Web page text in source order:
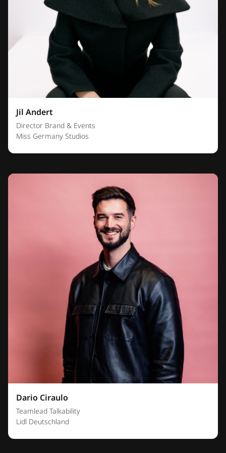
Jil Andert
Director Brand & Events
Miss Germany Studios
Dario Ciraulo
Teamlead Talkability
Lidl Deutschland